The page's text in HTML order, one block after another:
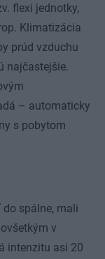
flexi jednotky,
Klimatizácia
prúd vzduchu
najčastejšie.
– automaticky
s pobytom
spálne, mali
v
intenzitu asi 20